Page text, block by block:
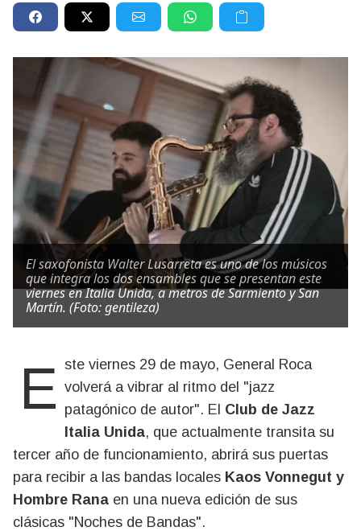
El saxofonista Walter Lusarreta es uno de los músicos
que integra los dos ensambles que se presentan este
viernes en Italia Unida, a metros de Sarmiento y San
Martín. (Foto: gentileza)
Este viernes 29 de mayo, General Roca volverá a vibrar al ritmo del "jazz
patagónico de autor". El Club de Jazz
Italia Unida, que actualmente transita su
tercer año de funcionamiento, abrirá sus puertas
para recibir a las bandas locales Kaos Vonnegut y
Hombre Rana en una nueva edición de sus
clásicas "Noches de Bandas".